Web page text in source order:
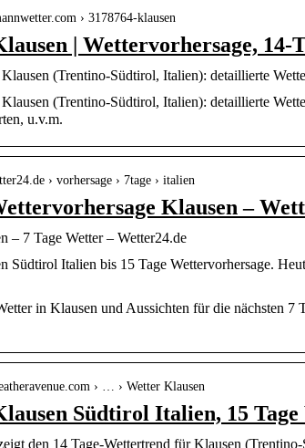
› 3178764-klausen
| Wettervorhersage, 14-
(Trentino-Südtirol, Italien): detaillierte
(Trentino-Südtirol, Italien): detaillierte
u.v.m.
› vorhersage › 7tage › italien
Klausen –
– 7 Tage Wetter – Wetter24.de
Südtirol Italien bis 15 Tage Wettervorhersage.
in Klausen und Aussichten für die nächsten
› … › Wetter Klausen
Südtirol Italien, 15
den 14 Tage-Wettertrend für Klausen